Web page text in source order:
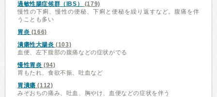
過敏性腸症候群（IBS）
(179)
慢性の下痢、慢性の便秘、下痢と便秘を繰り返すなど。腹痛を伴
うことも多い
胃炎 (166)
潰瘍性大腸炎 (103)
血便、左下腹部の腹痛などの症状がでる
慢性胃炎 (94)
胃もたれ、食欲不振、吐血など
胃潰瘍 (112)
みぞおちの痛み、吐血、胸やけ、血便などの症状を伴う